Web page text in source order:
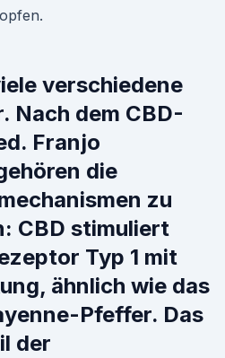
verschiedene
Nach dem CBD-
Franjo
die
zu
CBD stimuliert
Typ 1 mit
ähnlich wie das
Pfeffer. Das
der